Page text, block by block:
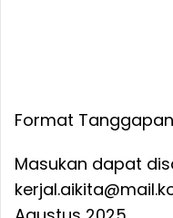
Format Tanggapan
Masukan dapat